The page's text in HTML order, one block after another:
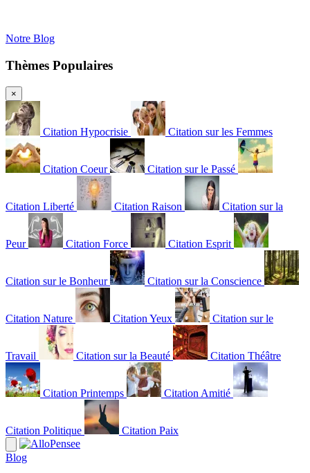
Notre Blog
Thèmes Populaires
×
Citation Hypocrisie Citation sur les Femmes
Citation Coeur Citation sur le Passé
Citation Liberté Citation Raison Citation sur la
Peur Citation Force Citation Esprit
Citation sur le Bonheur Citation sur la Conscience
Citation Nature Citation Yeux Citation sur le
Travail Citation sur la Beauté Citation Théâtre
Citation Printemps Citation Amitié
Citation Politique Citation Paix
Blog